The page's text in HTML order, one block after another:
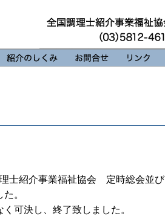
士紹介事業福祉協会 定時総会並び
。
可決し、終了致しました。